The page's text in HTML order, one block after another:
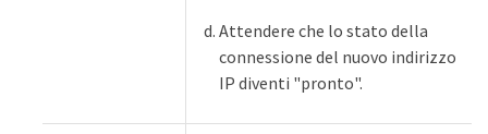
Attendere che lo stato della
connessione del nuovo indirizzo
IP diventi "pronto".